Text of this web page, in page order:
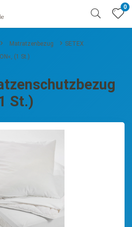
0
Matratzenbezug
SETEX
(1 St.)
St.)